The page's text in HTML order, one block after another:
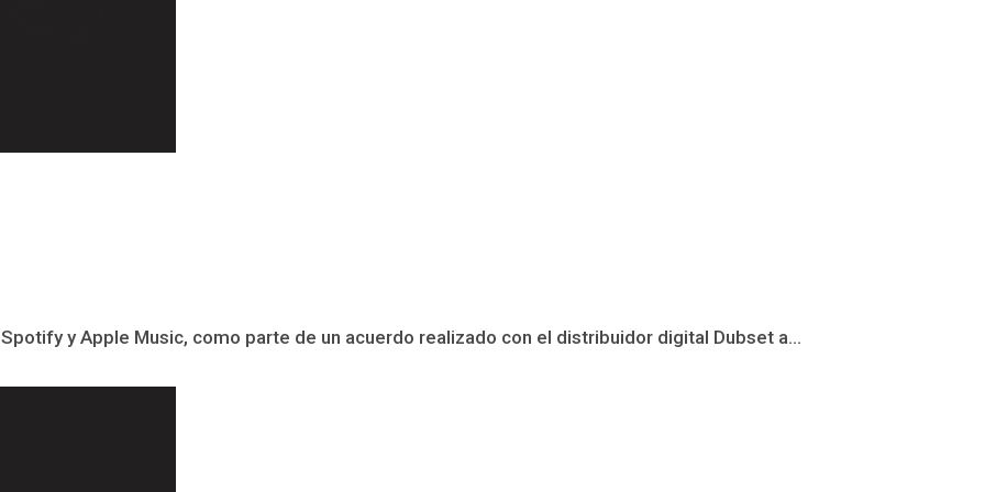
y Apple Music, como parte de un acuerdo realizado con el distribuidor digital Dubset a...